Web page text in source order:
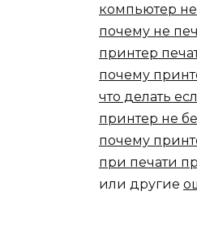
компьютер
почему не
принтер
почему
что делать
принтер не
почему
при печати
или другие